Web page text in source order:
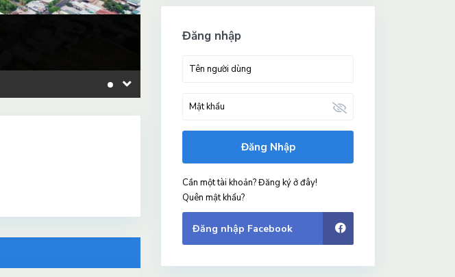
Đăng nhập
Đăng Nhập
Cần một tài khoản? Đăng ký ở đây!
Quên mật khẩu?
Đăng nhập Facebook